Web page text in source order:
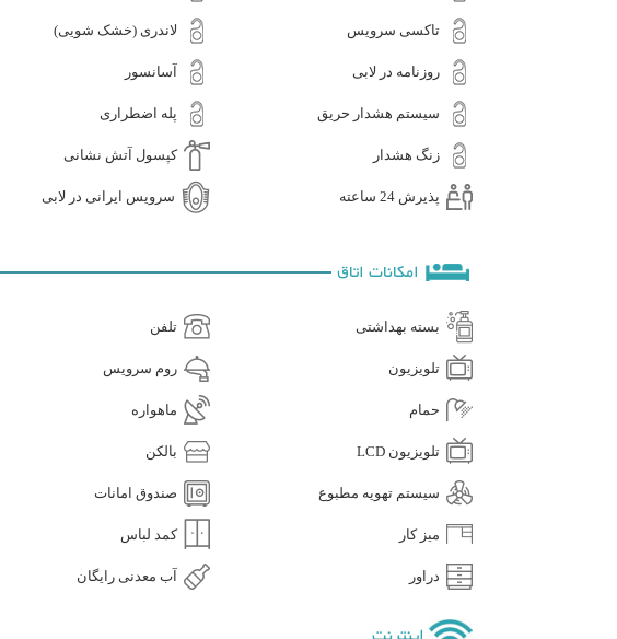
تاکسی سرویس لاندری (خشک شویی)
روزنامه در لابی آسانسور
سیستم هشدار حریق پله اضطراری
زنگ هشدار کپسول آتش نشانی
پذیرش 24 ساعته سرویس ایرانی در لابی
امکانات اتاق
بسته بهداشتی تلفن
تلویزیون روم سرویس
حمام ماهواره
تلویزیون LCD بالکن
سیستم تهویه مطبوع صندوق امانات
میز کار کمد لباس
دراور آب معدنی رایگان